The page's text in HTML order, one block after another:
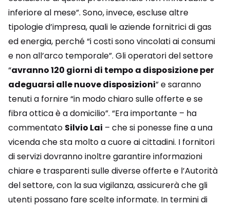
inferiore al mese”. Sono, invece, escluse altre
tipologie d’impresa, quali le aziende fornitrici di gas
ed energia, perché “i costi sono vincolati ai consumi
e non all’arco temporale”. Gli operatori del settore
“avranno 120 giorni di tempo a disposizione per
adeguarsi alle nuove disposizioni” e saranno
tenuti a fornire “in modo chiaro sulle offerte e se
fibra ottica è a domicilio”. “Era importante – ha
commentato Silvio Lai – che si ponesse fine a una
vicenda che sta molto a cuore ai cittadini. I fornitori
di servizi dovranno inoltre garantire informazioni
chiare e trasparenti sulle diverse offerte e l’Autorità
del settore, con la sua vigilanza, assicurerà che gli
utenti possano fare scelte informate. In termini di